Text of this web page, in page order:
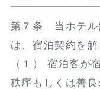
第７条 当ホテル
は、宿泊契約を
（１） 宿泊客が
秩序もしくは善